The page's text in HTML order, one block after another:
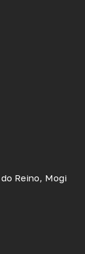
Reino, Mogi